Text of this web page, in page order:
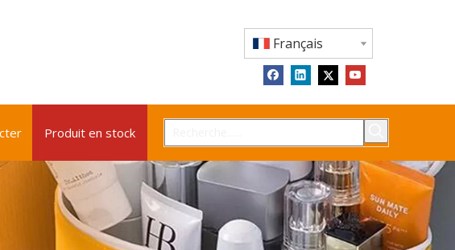
Français
Produit en stock